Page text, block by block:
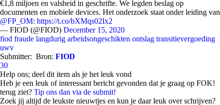
€1,8 miljoen en valsheid in geschrifte. We legden beslag op
documenten en mobiele devices. Het onderzoek staat onder leiding van
@FP_OM: https://t.co/bXMqs02Ix2
— FIOD (@FIOD) December 15, 2020
fiod fraude langdurig arbeidsongeschikten ontslag transitievergoeding
uwv
Submitter: Bron: FIOD
30
Help ons; deel dit item als je het leuk vond
Heb je een leuk of interessant bericht gevonden dat je graag op FOK!
terug ziet? Tip ons dan via de submit!
Zoek jij altijd de leukste nieuwtjes en kun je daar leuk over schrijven?